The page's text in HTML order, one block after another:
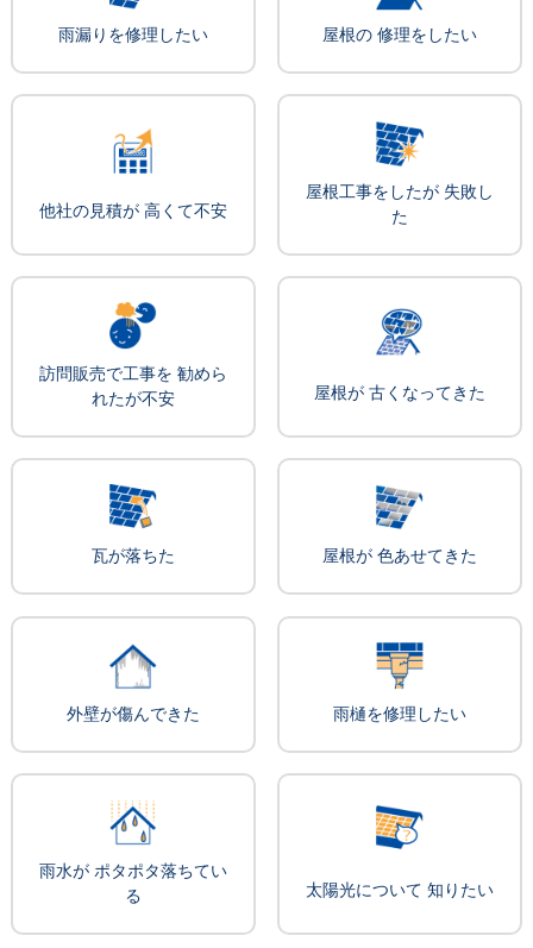
雨漏りを修理したい 屋根の 修理をしたい
他社の見積が 高くて不安
屋根工事をしたが 失敗し
た
訪問販売で工事を 勧めら
れたが不安
屋根が 古くなってきた
瓦が落ちた 屋根が 色あせてきた
外壁が傷んできた 雨樋を修理したい
雨水が ポタポタ落ちてい
る
太陽光について 知りたい